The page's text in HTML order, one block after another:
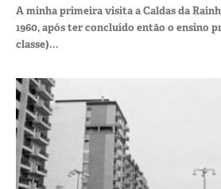
A minha primeira visita a Caldas da
1960, após ter concluído então o ensino
classe)...